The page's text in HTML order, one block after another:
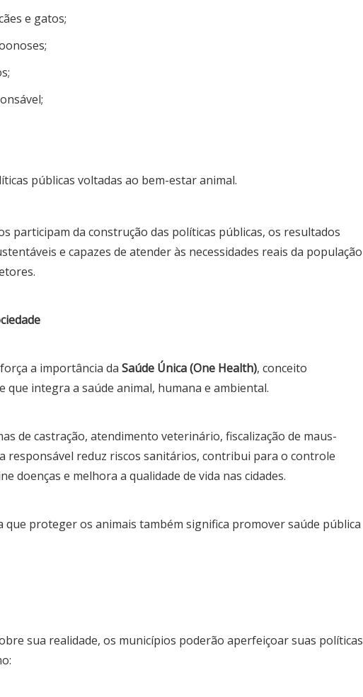
e gatos;
públicas voltadas ao bem-estar animal.
participam da construção das políticas públicas, os resultados
e capazes de atender às necessidades reais da população
a importância da Saúde Única (One Health), conceito
integra a saúde animal, humana e ambiental.
de castração, atendimento veterinário, fiscalização de maus-
responsável reduz riscos sanitários, contribui para o controle
doenças e melhora a qualidade de vida nas cidades.
que proteger os animais também significa promover saúde pública
sua realidade, os municípios poderão aperfeiçoar suas políticas
Aula da Semana
Aulas da Semana: Núcleo São
5 de agosto de 2026